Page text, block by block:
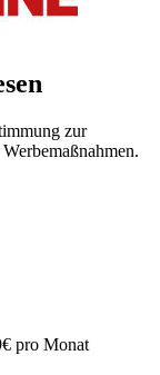
zur
pro Monat